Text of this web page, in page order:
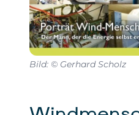
Bild: © Gerhard Scholz